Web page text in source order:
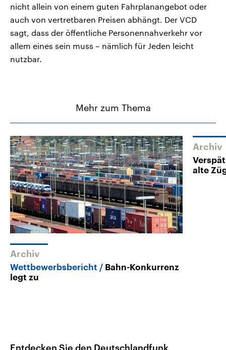
nicht allein von einem guten Fahrplanangebot oder
auch von vertretbaren Preisen abhängt. Der VCD
sagt, dass der öffentliche Personennahverkehr vor
allem eines sein muss – nämlich für Jeden leicht
nutzbar.
Mehr zum Thema
Archiv
Wettbewerbsbericht
Bahn-Konkurrenz
legt zu
Archiv
alte
Entdecken Sie den Deutschlandfunk